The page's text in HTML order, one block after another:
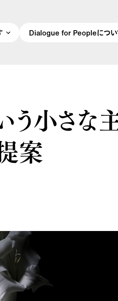
Dialogue for Peopleについ
いう小さな
案